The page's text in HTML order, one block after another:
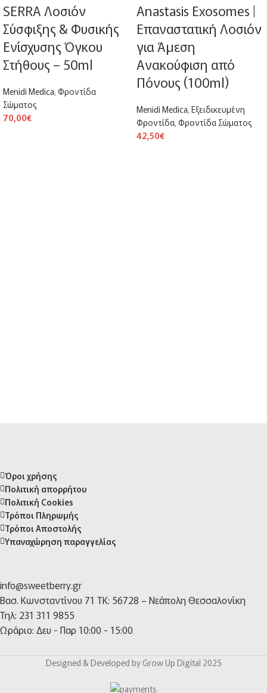
SERRA Λοσιόν
Σύσφιξης & Φυσικής
Ενίσχυσης Όγκου
Στήθους – 50ml
Menidi Medica, Φροντίδα
Σώματος
70,00€
Anastasis Exosomes |
Επαναστατική Λοσιόν
για Άμεση
Ανακούφιση από
Πόνους (100ml)
Menidi Medica, Εξειδικευμένη
Φροντίδα, Φροντίδα Σώματος
42,50€
Όροι χρήσης
Πολιτική απορρήτου
Πολιτική Cookies
Τρόποι Πληρωμής
Τρόποι Αποστολής
Υπαναχώρηση παραγγελίας
info@sweetberry.gr
Βασ. Κωνσταντίνου 71 TK: 56728 – Νεάπολη Θεσσαλονίκη
Τηλ: 231 311 9855
Ωράριο: Δευ - Παρ 10:00 - 15:00
Designed & Developed by Grow Up Digital 2025